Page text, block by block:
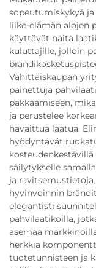
sopeutumiskykyä
liike-elämän alojen
käyttävät näitä
kuluttajille, jolloin
Vähittäiskaupan
painettuja
pakkaamiseen,
ja perustelee
havaittua laatua.
hyödyntävät
säilytykselle
ja
hyvinvoinnin
elegantisti
pahvilaatikoilla,
asemaa
herkkiä
tuotetunnisteen ja